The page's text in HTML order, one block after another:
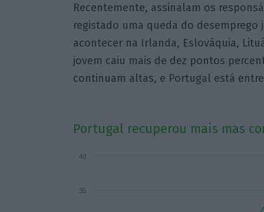
Recentemente, assinalam os
registado uma queda do
acontecer na Irlanda, Eslováquia,
jovem caiu mais de dez pontos
continuam altas, e Portugal está
Portugal recuperou mais mas
35
40